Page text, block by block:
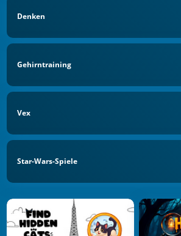
Denken
Gehirntraining
Vex
Star-Wars-Spiele